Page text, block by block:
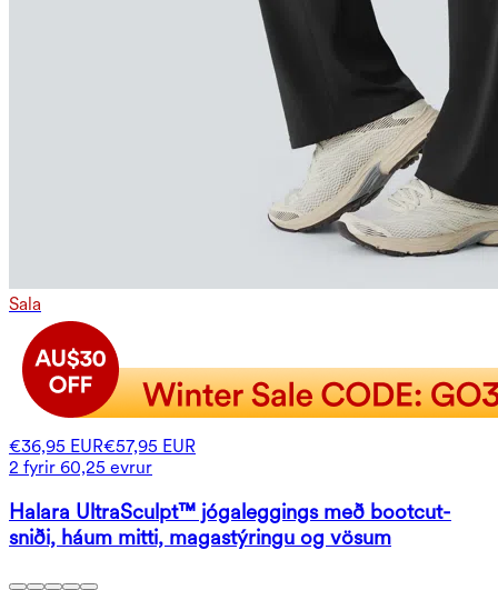
Sala
€36,95 EUR€57,95 EUR
2 fyrir 60,25 evrur
Halara UltraSculpt™ jógaleggings með bootcut-
sniði, háum mitti, magastýringu og vösum